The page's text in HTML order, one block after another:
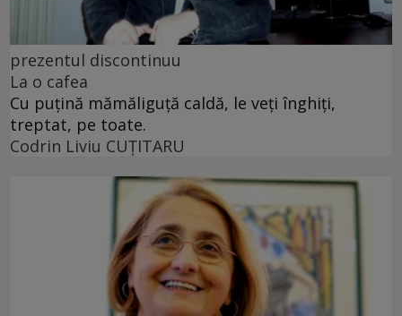
prezentul discontinuu
La o cafea
Cu puţină mămăliguţă caldă, le veţi înghiţi,
treptat, pe toate.
Codrin Liviu CUŢITARU